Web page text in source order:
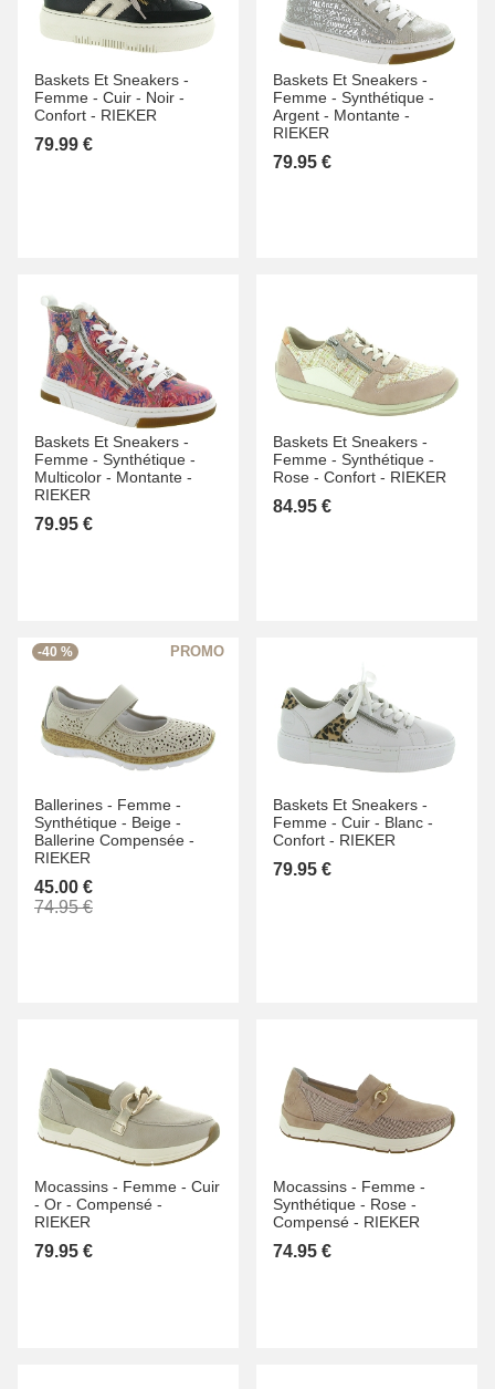
Baskets Et Sneakers -
Femme - Cuir - Noir -
Confort - RIEKER
79.99 €
Baskets Et Sneakers -
Femme - Synthétique -
Argent - Montante -
RIEKER
79.95 €
Baskets Et Sneakers -
Femme - Synthétique -
Multicolor - Montante -
RIEKER
79.95 €
Baskets Et Sneakers -
Femme - Synthétique -
Rose - Confort - RIEKER
84.95 €
-40 %
Ballerines - Femme -
Synthétique - Beige -
Ballerine Compensée -
RIEKER
45.00 €
74.95 €
Baskets Et Sneakers -
Femme - Cuir - Blanc -
Confort - RIEKER
79.95 €
Mocassins - Femme - Cuir
- Or - Compensé -
RIEKER
79.95 €
Mocassins - Femme -
Synthétique - Rose -
Compensé - RIEKER
74.95 €